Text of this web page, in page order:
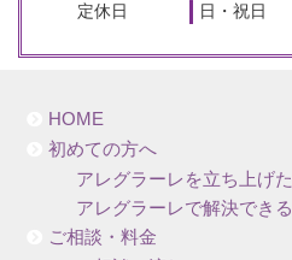
定休日
日・祝日
HOME
初めての方へ
アレグラーレを立ち上げ
アレグラーレで解決でき
ご相談・料金